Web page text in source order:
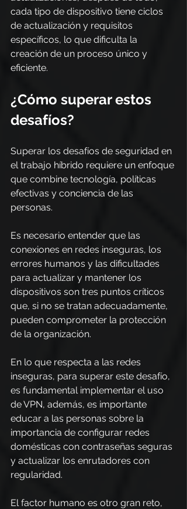
cada tipo de dispositivo tiene ciclos
de actualización y requisitos
específicos, lo que dificulta la
creación de un proceso único y
eficiente.
¿Cómo superar estos
desafíos?
Superar los desafíos de seguridad en
el trabajo híbrido requiere un enfoque
que combine tecnología, políticas
efectivas y conciencia de las
personas.
Es necesario entender que las
conexiones en redes inseguras, los
errores humanos y las dificultades
para actualizar y mantener los
dispositivos son tres puntos críticos
que, si no se tratan adecuadamente,
pueden comprometer la protección
de la organización.
En lo que respecta a las redes
inseguras, para superar este desafío,
es fundamental implementar el uso
de VPN, además, es importante
educar a las personas sobre la
importancia de configurar redes
domésticas con contraseñas seguras
y actualizar los enrutadores con
regularidad.
El factor humano es otro gran reto,